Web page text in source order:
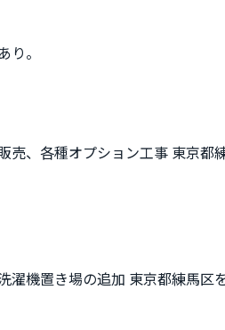
。
、各種オプション工事 東京
機置き場の追加 東京都練馬区